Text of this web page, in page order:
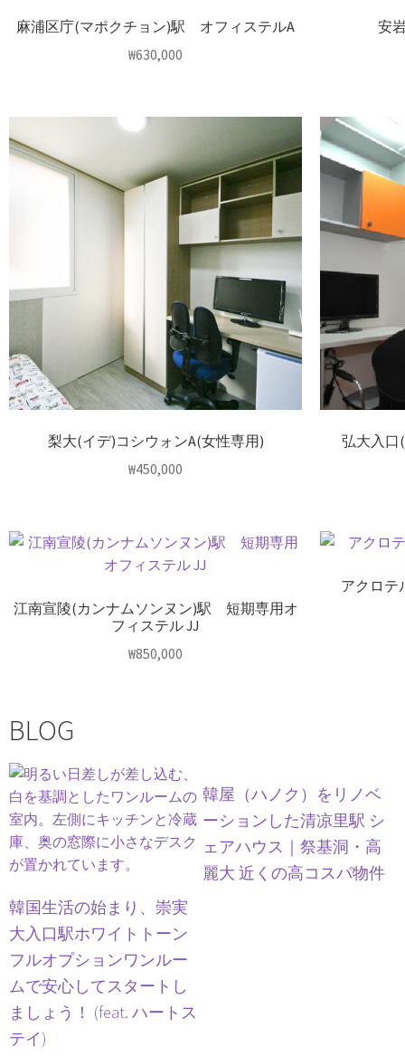
麻浦区庁(マポクチョン)駅 オフィステルA
₩630,000
安
梨大(イデ)コシウォンA(女性専用)
₩450,000
弘大入口
江南宣陵(カンナムソンヌン)駅 短期専用オ
フィステル JJ
₩850,000
アクロテ
BLOG
韓国生活の始まり、崇実
大入口駅ホワイトトーン
フルオプションワンルー
ムで安心してスタートし
ましょう！ (feat. ハートス
テイ)
韓屋（ハノク）をリノベ
ーションした清凉里駅 シ
ェアハウス｜祭基洞・高
麗大 近くの高コスパ物件